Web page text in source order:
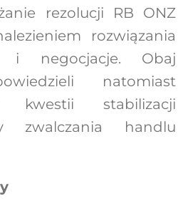
rezolucji RB ONZ
rozwiązania
i negocjacje. Obaj
natomiast
kwestii stabilizacji
zwalczania handlu